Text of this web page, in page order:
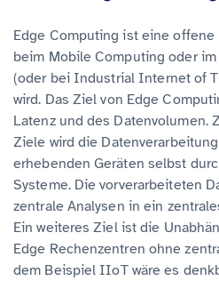
Edge Computing ist eine
beim Mobile Computing oder
(oder bei Industrial Internet of
wird. Das Ziel von Edge
Latenz und des Datenvolumen.
Ziele wird die
erhebenden Geräten selbst
Systeme. Die vorverarbeiteten
zentrale Analysen in ein
Ein weiteres Ziel ist die
Edge Rechenzentren ohne
dem Beispiel IIoT wäre es